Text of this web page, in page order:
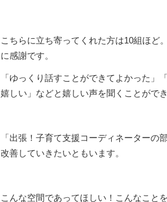
こちらに立ち寄ってくれた方は10組ほど
に感謝です。
「ゆっくり話すことができてよかった」
嬉しい」などと嬉しい声を聞くことができ
「出張！子育て支援コーディネーターの
改善していきたいともいます。
こんな空間であってほしい！こんなこと